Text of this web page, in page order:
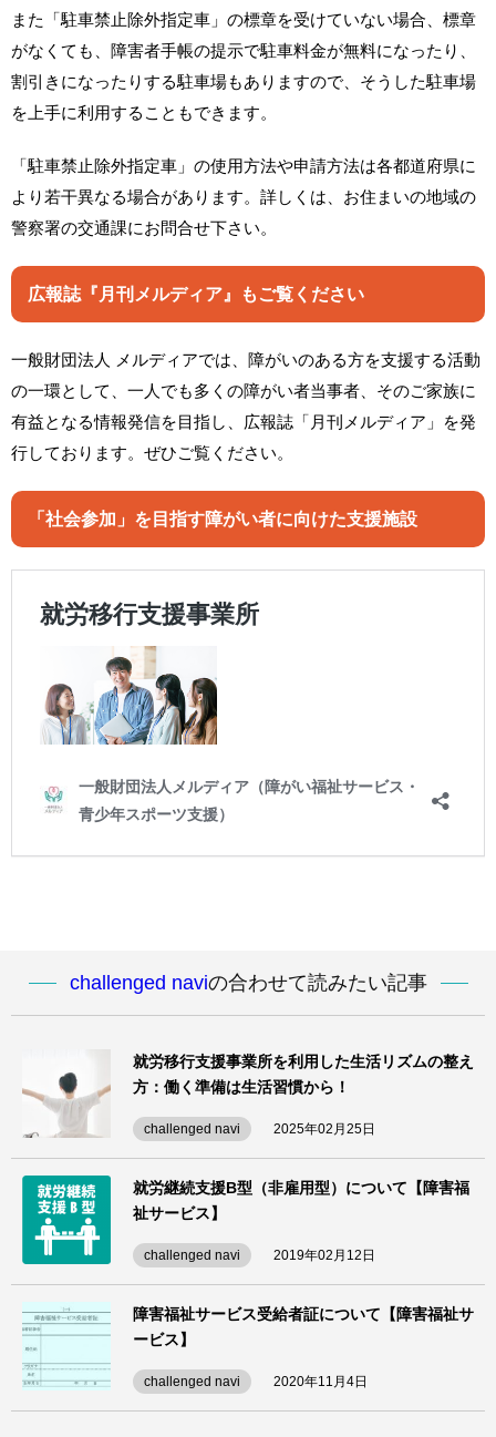
また「駐車禁止除外指定車」の標章を受けていない場合、標章
がなくても、障害者手帳の提示で駐車料金が無料になったり、
割引きになったりする駐車場もありますので、そうした駐車場
を上手に利用することもできます。
「駐車禁止除外指定車」の使用方法や申請方法は各都道府県に
より若干異なる場合があります。詳しくは、お住まいの地域の
警察署の交通課にお問合せ下さい。
広報誌『月刊メルディア』もご覧ください
一般財団法人 メルディアでは、障がいのある方を支援する活動
の一環として、一人でも多くの障がい者当事者、そのご家族に
有益となる情報発信を目指し、広報誌「月刊メルディア」を発
行しております。ぜひご覧ください。
「社会参加」を目指す障がい者に向けた支援施設
challenged naviの合わせて読みたい記事
就労移行支援事業所を利用した生活リズムの整え
方：働く準備は生活習慣から！
challenged navi 2025年02月25日
就労継続支援B型（非雇用型）について【障害福
祉サービス】
challenged navi 2019年02月12日
障害福祉サービス受給者証について【障害福祉サ
ービス】
challenged navi 2020年11月4日